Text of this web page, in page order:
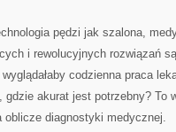
pędzi jak szalona,
i rewolucyjnych rozwiązań
codzienna praca
akurat jest potrzebny? To
diagnostyki medycznej.